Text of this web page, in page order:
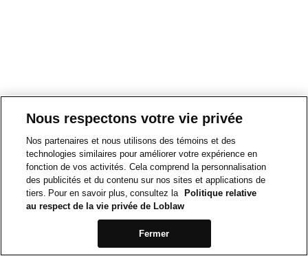
Nous respectons votre vie privée
Nos partenaires et nous utilisons des témoins et des
technologies similaires pour améliorer votre expérience en
fonction de vos activités. Cela comprend la personnalisation
des publicités et du contenu sur nos sites et applications de
tiers. Pour en savoir plus, consultez la
Politique relative
au respect de la vie privée de Loblaw
Fermer